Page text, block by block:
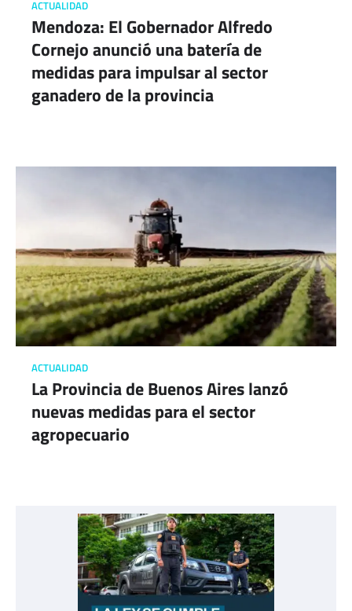
ACTUALIDAD
Mendoza: El Gobernador Alfredo
Cornejo anunció una batería de
medidas para impulsar al sector
ganadero de la provincia
ACTUALIDAD
La Provincia de Buenos Aires lanzó
nuevas medidas para el sector
agropecuario